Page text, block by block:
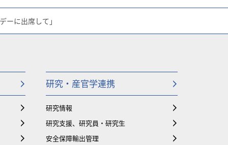
に出席して」
研究・産官学連携
研究情報
研究支援、研究員・研究生
安全保障輸出管理